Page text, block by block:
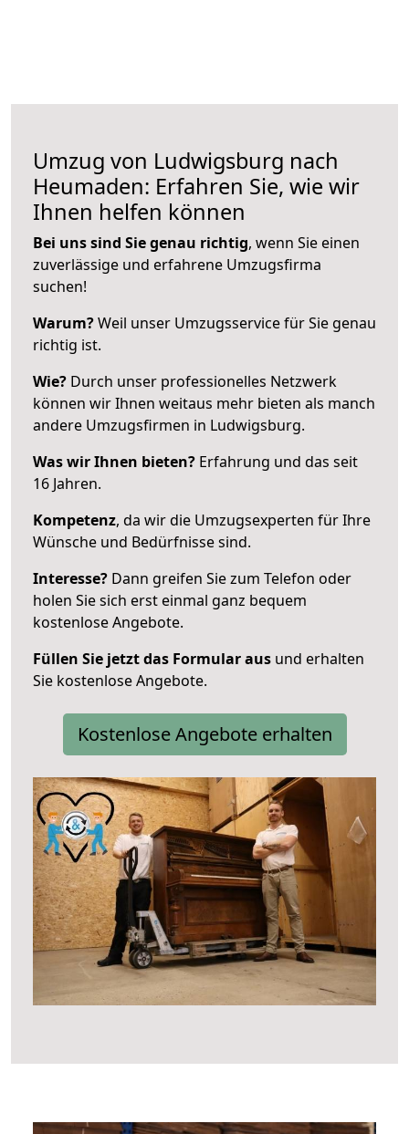
Umzug von Ludwigsburg nach
Heumaden: Erfahren Sie, wie wir
Ihnen helfen können
Bei uns sind Sie genau richtig, wenn Sie einen
zuverlässige und erfahrene Umzugsfirma
suchen!
Warum?Weil unser Umzugsservice für Sie genau
richtig ist.
Wie? Durch unser professionelles Netzwerk
können wir Ihnen weitaus mehr bieten als manch
andere Umzugsfirmen in Ludwigsburg.
Was wir Ihnen bieten? Erfahrung und das seit
16 Jahren.
Kompetenz, da wir die Umzugsexperten für Ihre
Wünsche und Bedürfnisse sind.
Interesse? Dann greifen Sie zum Telefon oder
holen Sie sich erst einmal ganz bequem
kostenlose Angebote.
Füllen Sie jetzt das Formular aus und erhalten
Sie kostenlose Angebote.
Kostenlose Angebote erhalten